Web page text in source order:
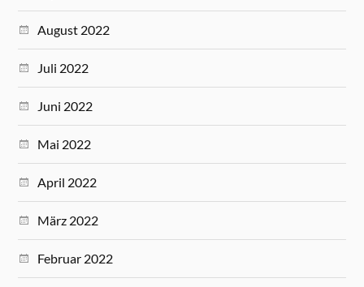
August 2022
Juli 2022
Juni 2022
Mai 2022
April 2022
März 2022
Februar 2022